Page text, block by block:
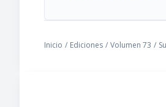
Inicio / Ediciones / Volumen 73 /